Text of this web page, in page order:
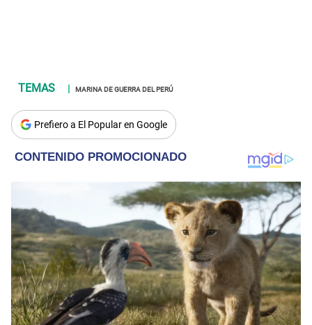
MARINA DE GUERRA DEL PERÚ
Prefiero a El Popular en Google